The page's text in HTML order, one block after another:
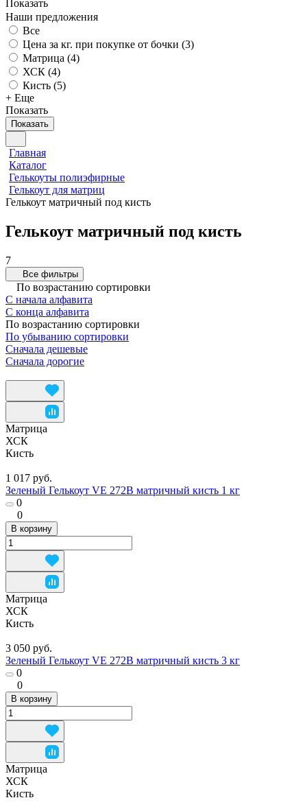
Показать
Наши предложения
Все
Цена за кг. при покупке от бочки (3)
Матрица (4)
ХСК (4)
Кисть (5)
+ Еще
Показать
Показать
Главная
Каталог
Гелькоуты полиэфирные
Гелькоут для матриц
Гелькоут матричный под кисть
Гелькоут матричный под кисть
7
Все фильтры
По возрастанию сортировки
С начала алфавита
С конца алфавита
По возрастанию сортировки
По убыванию сортировки
Сначала дешевые
Сначала дорогие
Матрица
ХСК
Кисть
1 017 руб.
Зеленый Гелькоут VE 272B матричный кисть 1 кг
0
0
В корзину
Матрица
ХСК
Кисть
3 050 руб.
Зеленый Гелькоут VE 272B матричный кисть 3 кг
0
0
В корзину
Матрица
ХСК
Кисть